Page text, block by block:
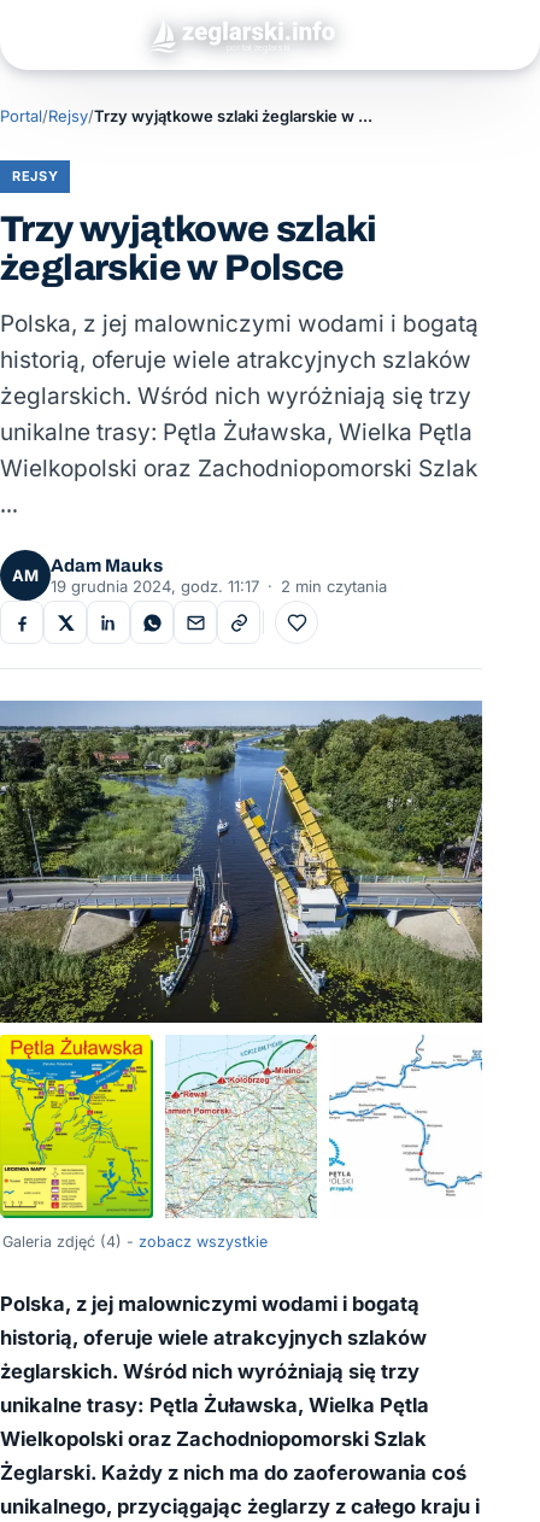
Portal/Rejsy/ Trzy wyjątkowe szlaki żeglarskie w Polsce
REJSY
Trzy wyjątkowe szlaki
żeglarskie w Polsce
Polska, z jej malowniczymi wodami i bogatą
historią, oferuje wiele atrakcyjnych szlaków
żeglarskich. Wśród nich wyróżniają się trzy
unikalne trasy: Pętla Żuławska, Wielka Pętla
Wielkopolski oraz Zachodniopomorski Szlak
…
AM
Adam Mauks
19 grudnia 2024, godz. 11:17 · 2 min czytania
Do ulubionych
Galeria zdjęć (4) - zobacz wszystkie
Polska, z jej malowniczymi wodami i bogatą
historią, oferuje wiele atrakcyjnych szlaków
żeglarskich. Wśród nich wyróżniają się trzy
unikalne trasy: Pętla Żuławska, Wielka Pętla
Wielkopolski oraz Zachodniopomorski Szlak
Żeglarski. Każdy z nich ma do zaoferowania coś
unikalnego, przyciągając żeglarzy z całego kraju i